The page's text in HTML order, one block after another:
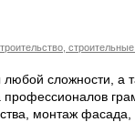
сложности, а
монтаж